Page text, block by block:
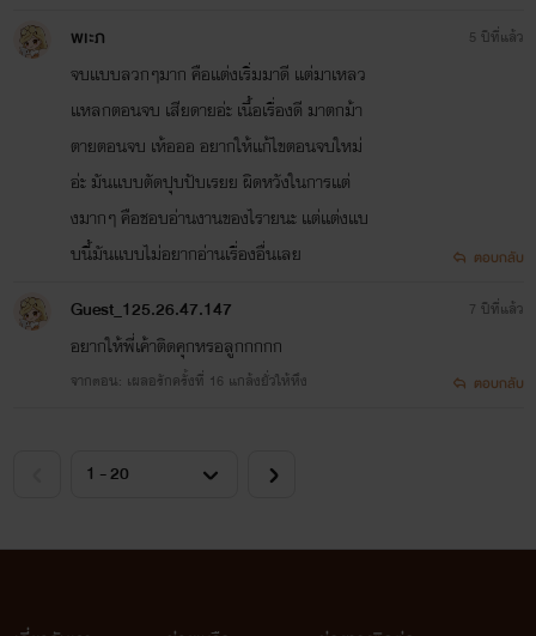
พเะภ
จบเเบบลวกๆมาก คือเเต่งเริ่มมาดี เเต่มาเหลว
เเหลกตอนจบ เสียดายอ่ะ เนื้อเรื่องดี มาตกม้า
ตายตอนจบ เห้อออ อยากให้เเก้ไขตอนจบใหม่
อ่ะ มันเเบบตัดปุบปับเรยย ผิดหวังในการเเต่
งมากๆ คือชอบอ่านงานของไรายนะ เเต่เเต่งเเบ
บนี้มันเเบบไม่อยากอ่านเรื่องอื่นเลย
5 ปีที่แล้ว
ตอบกลับ
Guest_125.26.47.147
อยากให้พี่เค้าติดคุกหรอลูกกกกก
จากตอน: เผลอรักครั้งที่ 16 แกล้งยั่วให้หึง
7 ปีที่แล้ว
ตอบกลับ